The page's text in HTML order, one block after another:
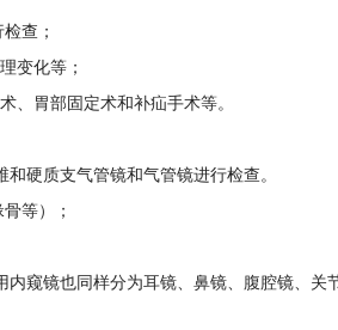
查；
变化等；
、胃部固定术和补疝手术等。
硬质支气管镜和气管镜进行检查。
等）；
窥镜也同样分为耳镜、鼻镜、腹腔镜、关